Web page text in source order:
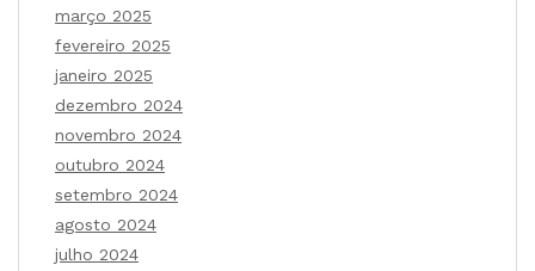
março 2025
fevereiro 2025
janeiro 2025
dezembro 2024
novembro 2024
outubro 2024
setembro 2024
agosto 2024
julho 2024